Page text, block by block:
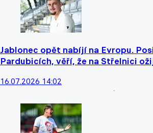
Jablonec opět nabíjí na Evropu.
Pardubicích, věří, že na Střelnici
16.07.2026 14:02